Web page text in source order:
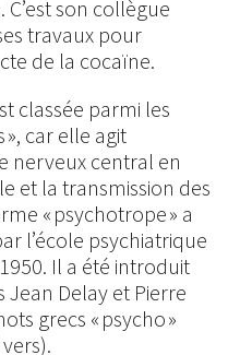
C’est son collègue
travaux pour
de la cocaïne.
classée parmi les
car elle agit
nerveux central en
et la transmission des
« psychotrope » a
l’école psychiatrique
Il a été introduit
Jean Delay et Pierre
grecs « psycho »